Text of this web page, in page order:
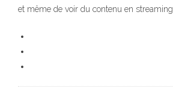
et même de voir du contenu en streaming.